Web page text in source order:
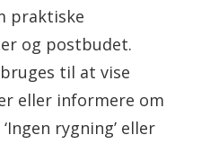
praktiske
og postbudet.
til at vise
eller informere om
rygning’ eller